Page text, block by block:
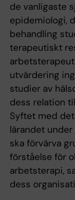
de vanligaste
epidemiologi,
behandling
terapeutiskt
utvärdering
studier av
dess relation
Syftet med
lärandet
ska förvärva
förståelse för
arbetsterapi,
dess